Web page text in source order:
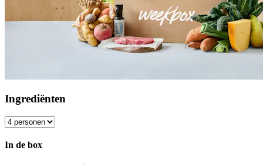
Ingrediënten
In de box